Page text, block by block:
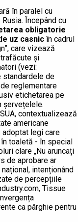
în paralel cu
Începând cu
obligatorie
uz casnic în cadrul
care vizează
și
(vezi:
standardele de
reglementare
etichetarea pe
șervețelele.
contextualizează
americane
legi care
toaletă - în special
clare „Nu aruncați
de aprobare ar
intenționând
de percepțiile
Tissue
ca pârghie pentru